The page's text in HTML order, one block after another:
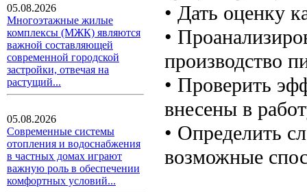
05.08.2026
Многоэтажные жилые
комплексы (МЖК) являются
важной составляющей
современной городской
застройки, отвечая на
растущий...
05.08.2026
Современные системы
отопления и водоснабжения
в частных домах играют
важную роль в обеспечении
комфортных условий...
• Дать оценку
•
производство
• Проверить
внесены в
• Определить
возможные